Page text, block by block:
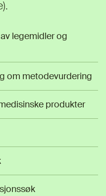
legemidler og
om metodevurdering
produkter